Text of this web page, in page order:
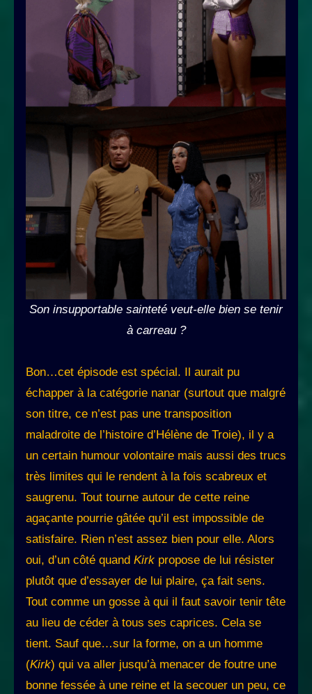
Son insupportable sainteté veut-elle bien se tenir
à carreau ?
Bon…cet épisode est spécial. Il aurait pu
échapper à la catégorie nanar (surtout que malgré
son titre, ce n’est pas une transposition
maladroite de l’histoire d’Hélène de Troie), il y a
un certain humour volontaire mais aussi des trucs
très limites qui le rendent à la fois scabreux et
saugrenu. Tout tourne autour de cette reine
agaçante pourrie gâtée qu’il est impossible de
satisfaire. Rien n’est assez bien pour elle. Alors
oui, d’un côté quand Kirk propose de lui résister
plutôt que d’essayer de lui plaire, ça fait sens.
Tout comme un gosse à qui il faut savoir tenir tête
au lieu de céder à tous ses caprices. Cela se
tient. Sauf que…sur la forme, on a un homme
(Kirk) qui va aller jusqu’à menacer de foutre une
bonne fessée à une reine et la secouer un peu, ce